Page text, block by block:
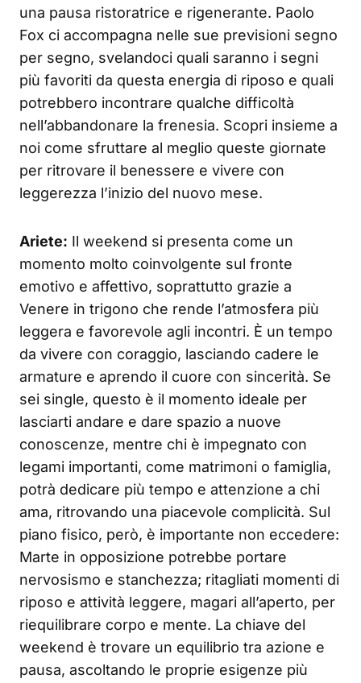
una pausa ristoratrice e rigenerante. Paolo
Fox ci accompagna nelle sue previsioni segno
per segno, svelandoci quali saranno i segni
più favoriti da questa energia di riposo e quali
potrebbero incontrare qualche difficoltà
nell’abbandonare la frenesia. Scopri insieme a
noi come sfruttare al meglio queste giornate
per ritrovare il benessere e vivere con
leggerezza l’inizio del nuovo mese.
Ariete: Il weekend si presenta come un
momento molto coinvolgente sul fronte
emotivo e affettivo, soprattutto grazie a
Venere in trigono che rende l’atmosfera più
leggera e favorevole agli incontri. È un tempo
da vivere con coraggio, lasciando cadere le
armature e aprendo il cuore con sincerità. Se
sei single, questo è il momento ideale per
lasciarti andare e dare spazio a nuove
conoscenze, mentre chi è impegnato con
legami importanti, come matrimoni o famiglia,
potrà dedicare più tempo e attenzione a chi
ama, ritrovando una piacevole complicità. Sul
piano fisico, però, è importante non eccedere:
Marte in opposizione potrebbe portare
nervosismo e stanchezza; ritagliati momenti di
riposo e attività leggere, magari all’aperto, per
riequilibrare corpo e mente. La chiave del
weekend è trovare un equilibrio tra azione e
pausa, ascoltando le proprie esigenze più